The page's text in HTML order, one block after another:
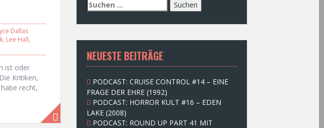
Dallas
, Lee Hall,
ist oder
Kritiken,
recht,
S
u
c
e
n
n
c
h
:
NEUESTE BEITRÄGE
PODCAST: CRUISE CONTROL #14 – EINE
FRAGE DER EHRE (1992)
PODCAST: HORROR KULT #16 – EDEN
LAKE (2008)
PODCAST: ROUND UP PART 41 MIT